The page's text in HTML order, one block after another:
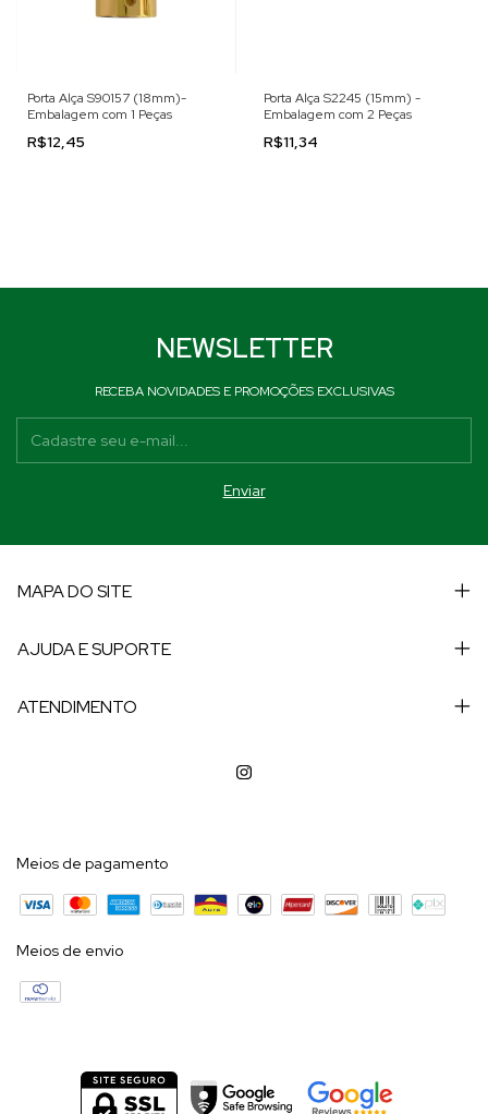
Porta Alça S90157 (18mm)-
Embalagem com 1 Peças
R$12,45
Porta Alça S2245 (15mm) -
Embalagem com 2 Peças
R$11,34
NEWSLETTER
RECEBA NOVIDADES E PROMOÇÕES EXCLUSIVAS
MAPA DO SITE
AJUDA E SUPORTE
ATENDIMENTO
Meios de pagamento
Meios de envio